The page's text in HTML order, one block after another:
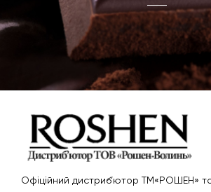
Офіційний дистриб’ютор ТМ«РОШЕН»